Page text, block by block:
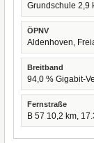
Grundschule 2,9
ÖPNV
Aldenhoven,
Breitband
94,0 % Gigabit-
Fernstraße
B 57 10,2 km,